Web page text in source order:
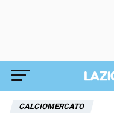
CALCIOMERCATO